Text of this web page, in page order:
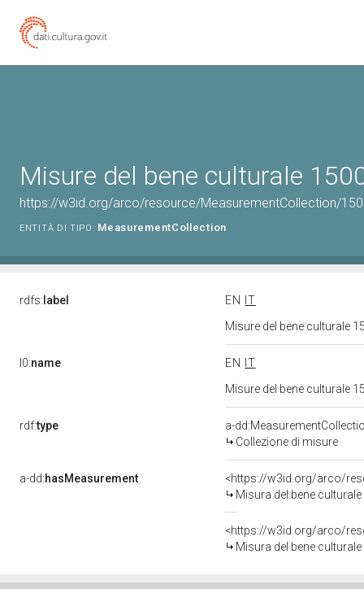
Misure del bene culturale
https://w3id.org/arco/resource/MeasurementCollection/
ENTITÀ DI TIPO: MeasurementCollection
rdfs: label EN
IT
Misure del bene culturale
l0:name EN
IT
Misure del bene culturale
rdf:type
a-
Collezione di misure
a-dd:hasMeasurement
<https://w3id.org/arco/
Misura del bene
<https://w3id.org/arco/
Misura del bene